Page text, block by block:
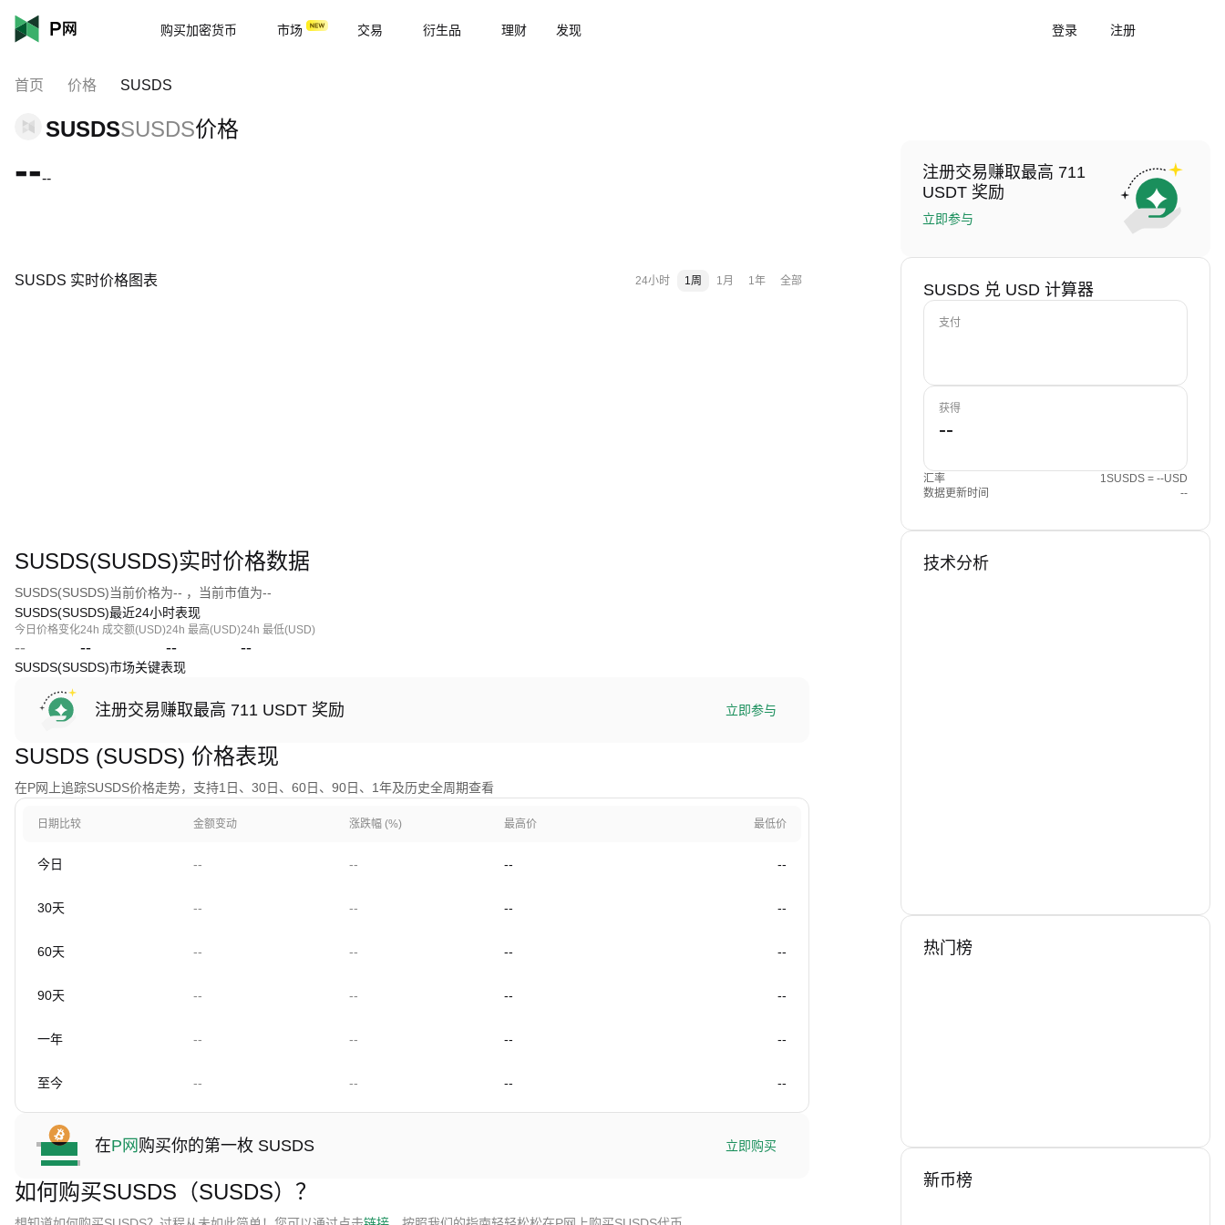
购买加密货币 市场 交易 衍生品 理财 发现 登录 注册
首页 价格 SUSDS
SUSDSSUSDS价格
----
SUSDS 实时价格图表 24小时 1周 1月 1年 全部
SUSDS(SUSDS)实时价格数据
SUSDS(SUSDS)当前价格为-- ，当前市值为--
SUSDS(SUSDS)最近24小时表现
今日价格变化
--
24h 成交额(USD)
--
24h 最高(USD)
--
24h 最低(USD)
--
SUSDS(SUSDS)市场关键表现
注册交易赚取最高 711 USDT 奖励 立即参与
SUSDS (SUSDS) 价格表现
在P网上追踪SUSDS价格走势，支持1日、30日、60日、90日、1年及历史全周期查看
日期比较 金额变动 涨跌幅 (%) 最高价 最低价
今日 -- -- -- --
30天 -- -- -- --
60天 -- -- -- --
90天 -- -- -- --
一年 -- -- -- --
至今 -- -- -- --
在P网 购买你的第一枚 SUSDS 立即购买
如何购买SUSDS（SUSDS）？
注册交易赚取最高 711
USDT 奖励
立即参与
SUSDS 兑 USD 计算器
支付
获得
汇率
1SUSDS = --USD
数据更新时间
--
技术分析
热门榜
新币榜